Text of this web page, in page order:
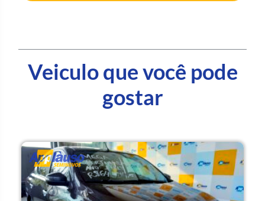
Veiculo que você pode
gostar